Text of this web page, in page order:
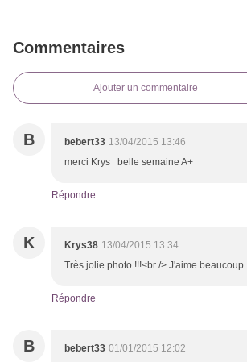
Commentaires
Ajouter un commentaire
B bebert33 13/04/2015 13:46
merci Krys belle semaine A+
Répondre
K Krys38 13/04/2015 13:34
Très jolie photo !!!<br /> J'aime beaucoup.
Répondre
B bebert33 01/01/2015 12:02